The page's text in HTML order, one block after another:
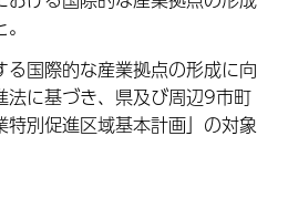
国際的な産業拠点の形成に向
法に基づき、県及び周辺9市町
別促進区域基本計画」の対象